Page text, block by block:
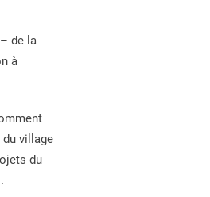
de la
à
village
du